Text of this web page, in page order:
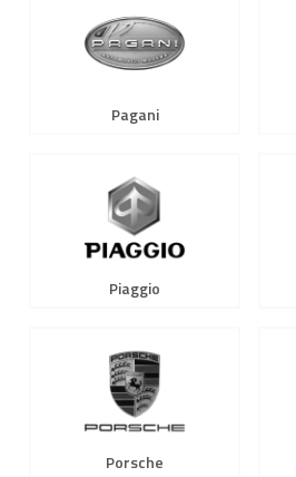
Pagani
Piaggio
Porsche